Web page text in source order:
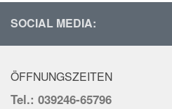
SOCIAL MEDIA:
ÖFFNUNGSZEITEN
Tel.: 039246-65796